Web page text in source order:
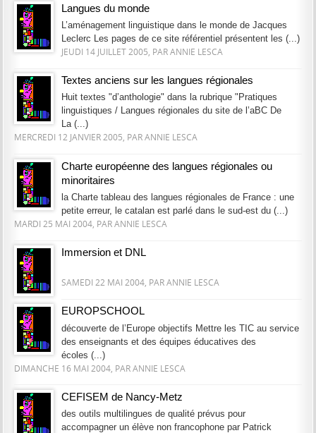
Langues du monde
L’aménagement linguistique dans le monde de Jacques
Leclerc Les pages de ce site référentiel présentent les (...)
JEUDI 14 JUILLET 2005, PAR ANNIE LESCA
Textes anciens sur les langues régionales
Huit textes "d’anthologie" dans la rubrique "Pratiques
linguistiques / Langues régionales du site de l’aBC De
La (...)
MERCREDI 12 JANVIER 2005, PAR ANNIE LESCA
Charte européenne des langues régionales ou
minoritaires
la Charte tableau des langues régionales de France : une
petite erreur, le catalan est parlé dans le sud-est du (...)
MARDI 25 MAI 2004, PAR ANNIE LESCA
Immersion et DNL
SAMEDI 22 MAI 2004, PAR ANNIE LESCA
EUROPSCHOOL
découverte de l’Europe objectifs Mettre les TIC au service
des enseignants et des équipes éducatives des
écoles (...)
DIMANCHE 16 MAI 2004, PAR ANNIE LESCA
CEFISEM de Nancy-Metz
des outils multilingues de qualité prévus pour
accompagner un élève non francophone par Patrick